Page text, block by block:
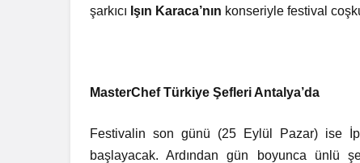
şarkıcı Işın Karaca’nın konseriyle festival
MasterChef Türkiye Şefleri Antalya’da
Festivalin son günü (25 Eylül Pazar) ise
başlayacak. Ardından gün boyunca ünlü